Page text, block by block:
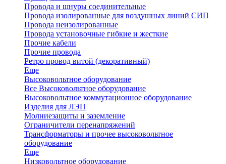
Провода и шнуры соединительные
Провода изолированные для воздушных линий СИП
Провода неизолированные
Провода установочные гибкие и жесткие
Прочие кабели
Прочие провода
Ретро провод витой (декоративный)
Еще
Высоковольтное оборудование
Все Высоковольтное оборудование
Высоковольтное коммутационное оборудование
Изделия для ЛЭП
Молниезащиты и заземление
Ограничители перенапряжений
Трансформаторы и прочее высоковольтное
оборудование
Еще
Низковольтное оборудование